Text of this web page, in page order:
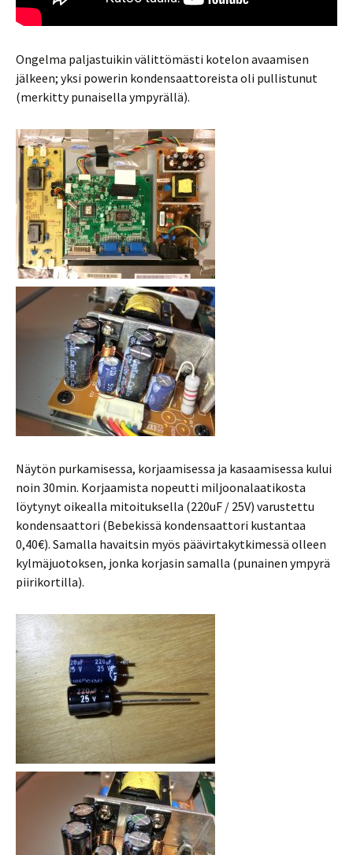
Ongelma paljastuikin välittömästi kotelon avaamisen
jälkeen; yksi powerin kondensaattoreista oli pullistunut
(merkitty punaisella ympyrällä).
Näytön purkamisessa, korjaamisessa ja kasaamisessa kului
noin 30min. Korjaamista nopeutti miljoonalaatikosta
löytynyt oikealla mitoituksella (220uF / 25V) varustettu
kondensaattori (Bebekissä kondensaattori kustantaa
0,40€). Samalla havaitsin myös päävirtakytkimessä olleen
kylmäjuotoksen, jonka korjasin samalla (punainen ympyrä
piirikortilla).